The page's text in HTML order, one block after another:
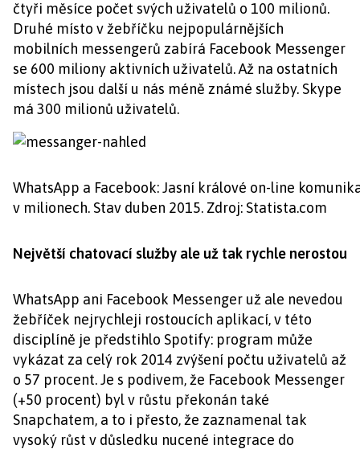
čtyři měsíce počet svých uživatelů o 100 milionů.
Druhé místo v žebříčku nejpopulárnějších
mobilních messengerů zabírá Facebook Messenger
se 600 miliony aktivních uživatelů. Až na ostatních
místech jsou další u nás méně známé služby. Skype
má 300 milionů uživatelů.
WhatsApp a Facebook: Jasní králové on-line
v milionech. Stav duben 2015. Zdroj: Statista.com
Největší chatovací služby ale už tak rychle nerostou
WhatsApp ani Facebook Messenger už ale nevedou
žebříček nejrychleji rostoucích aplikací, v této
disciplíně je předstihlo Spotify: program může
vykázat za celý rok 2014 zvýšení počtu uživatelů až
o 57 procent. Je s podivem, že Facebook Messenger
(+50 procent) byl v růstu překonán také
Snapchatem, a to i přesto, že zaznamenal tak
vysoký růst v důsledku nucené integrace do